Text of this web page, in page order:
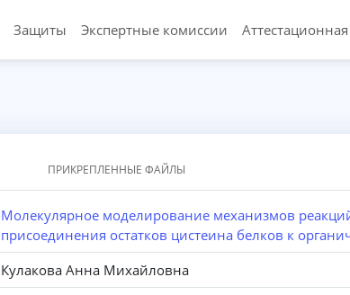
Защиты Экспертные комиссии
ПРИКРЕПЛЕННЫЕ ФАЙЛЫ
Молекулярное моделирование механизмов
присоединения остатков цистеина белков к
Кулакова Анна Михайловна